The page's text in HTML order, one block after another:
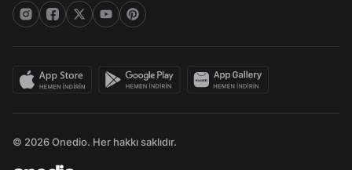
© 2026 Onedio. Her hakkı saklıdır.